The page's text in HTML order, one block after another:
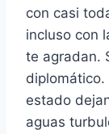
con casi
incluso con
te agradan.
estado
aguas